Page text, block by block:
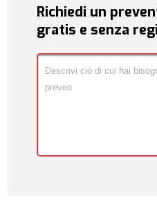
Richiedi un
gratis e senza